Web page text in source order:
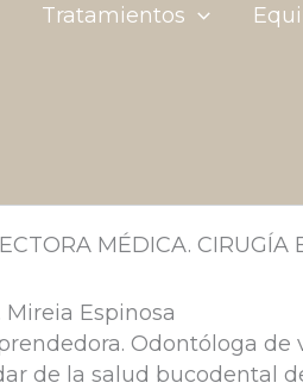
Tratamientos
MÉDICA. CIRUGÍA
Mireia Espinosa
Odontóloga de
de la salud bucodental